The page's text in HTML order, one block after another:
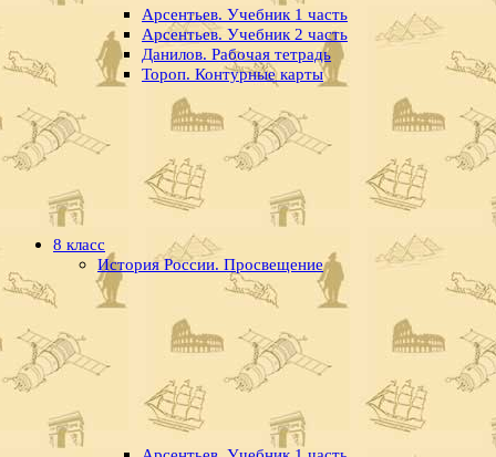
Арсентьев. Учебник 1 часть
Арсентьев. Учебник 2 часть
Данилов. Рабочая тетрадь
Тороп. Контурные карты
8 класс
История России. Просвещение